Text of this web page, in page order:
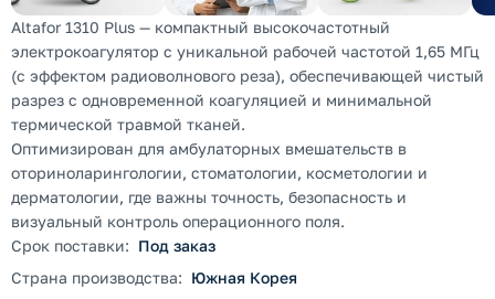
Altafor 1310 Plus — компактный высокочастотный
электрокоагулятор с уникальной рабочей частотой 1,65 МГц
(с эффектом радиоволнового реза), обеспечивающей чистый
разрез с одновременной коагуляцией и минимальной
термической травмой тканей.
Оптимизирован для амбулаторных вмешательств в
оториноларингологии, стоматологии, косметологии и
дерматологии, где важны точность, безопасность и
визуальный контроль операционного поля.
Срок поставки: Под заказ
Страна производства: Южная Корея